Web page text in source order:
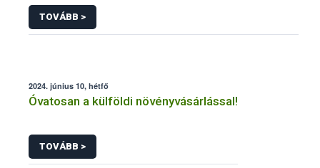
TOVÁBB >
2024. június 10, hétfő
Óvatosan a külföldi növényvásárlással!
TOVÁBB >